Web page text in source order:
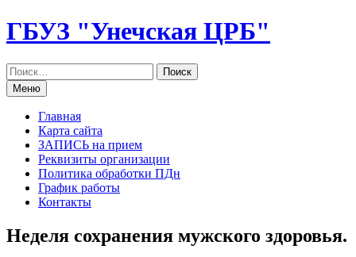
Перейти
к
ГБУЗ "Унечская ЦРБ"
Меню
Главная
Карта сайта
ЗАПИСЬ на прием
Реквизиты организации
Политика обработки ПДн
График работы
Контакты
Неделя сохранения мужского здоровья.